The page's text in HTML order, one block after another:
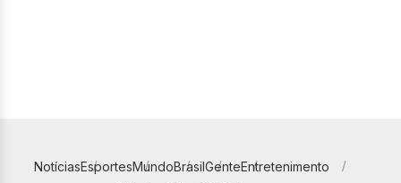
NotíciasEsportesMundoBrasilGenteEntretenimento